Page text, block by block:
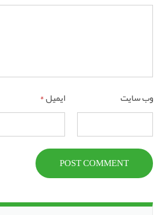
ایمیل* وب‌ سایت
POST COMMENT